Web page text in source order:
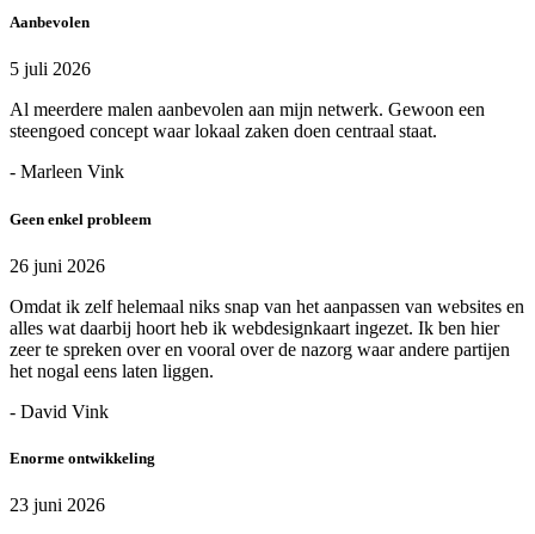
Aanbevolen
5 juli 2026
Al meerdere malen aanbevolen aan mijn netwerk. Gewoon een
steengoed concept waar lokaal zaken doen centraal staat.
- Marleen Vink
Geen enkel probleem
26 juni 2026
Omdat ik zelf helemaal niks snap van het aanpassen van websites en
alles wat daarbij hoort heb ik webdesignkaart ingezet. Ik ben hier
zeer te spreken over en vooral over de nazorg waar andere partijen
het nogal eens laten liggen.
- David Vink
Enorme ontwikkeling
23 juni 2026